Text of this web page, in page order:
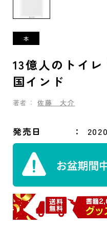
13億人のトイ
国インド
著者： 佐藤 大介
発売日